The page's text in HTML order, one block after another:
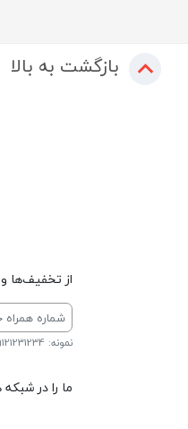
بازگشت به بالا
از تخفیف‌ها
نمونه: 09121231234
ما را در